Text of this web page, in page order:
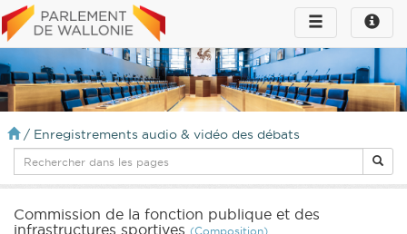
Toggle
infos
Toggle
navigation
/ Enregistrements audio & vidéo des débats
Commission de la fonction publique et des
infrastructures sportives (Composition)